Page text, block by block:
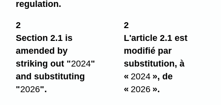
regulation.
2
Section 2.1 is
amended by
striking out "2024"
and substituting
"2026".
2
L'article 2.1 est
modifié par
substitution, à
«2024 », de
«2026 ».